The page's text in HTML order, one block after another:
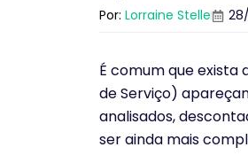
Por: Lorraine Stelle
É comum que exista
de Serviço)
analisados,
ser ainda mais